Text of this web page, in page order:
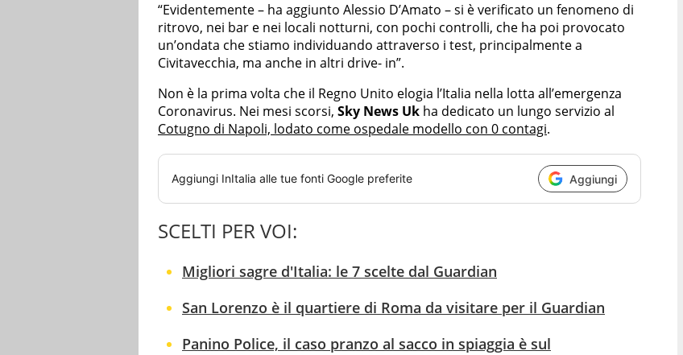
“Evidentemente – ha aggiunto Alessio D’Amato – si è verificato un fenomeno di
ritrovo, nei bar e nei locali notturni, con pochi controlli, che ha poi provocato
un’ondata che stiamo individuando attraverso i test, principalmente a
Civitavecchia, ma anche in altri drive- in”.
Non è la prima volta che il Regno Unito elogia l’Italia nella lotta all’emergenza
Coronavirus. Nei mesi scorsi, Sky News Uk ha dedicato un lungo servizio al
Cotugno di Napoli, lodato come ospedale modello con 0 contagi.
Aggiungi InItalia alle tue fonti Google preferite Aggiungi
SCELTI PER VOI:
Migliori sagre d'Italia: le 7 scelte dal Guardian
San Lorenzo è il quartiere di Roma da visitare per il Guardian
Panino Police, il caso pranzo al sacco in spiaggia è sul